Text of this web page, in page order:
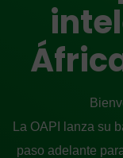
La OAPI lanza su
paso adelante